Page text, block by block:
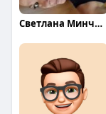
Светлана Минчева